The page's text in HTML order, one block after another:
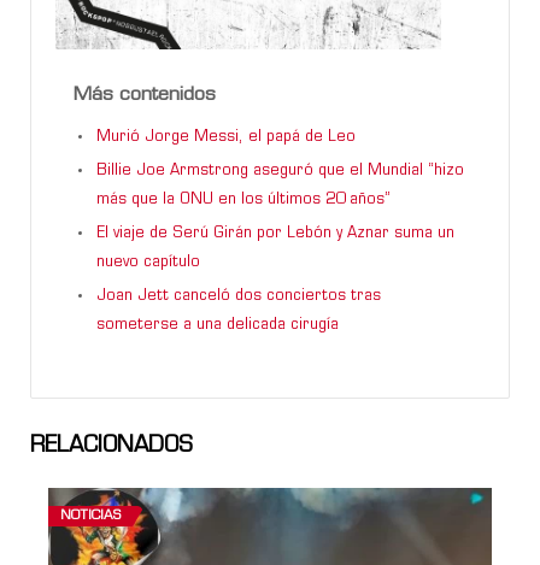
Más contenidos
Murió Jorge Messi, el papá de Leo
Billie Joe Armstrong aseguró que el Mundial “hizo
más que la ONU en los últimos 20 años”
El viaje de Serú Girán por Lebón y Aznar suma un
nuevo capítulo
Joan Jett canceló dos conciertos tras
someterse a una delicada cirugía
RELACIONADOS
NOTICIAS